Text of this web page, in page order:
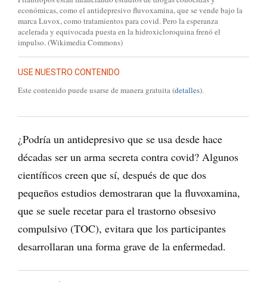
económicas, como el antidepresivo fluvoxamina, que se vende bajo la
marca Luvox, como tratamientos para covid. Pero la esperanza
acelerada y equivocada puesta en la hidroxicloroquina frenó el
impulso. (Wikimedia Commons)
USE NUESTRO CONTENIDO
Este contenido puede usarse de manera gratuita (detalles).
¿Podría un antidepresivo que se usa desde hace
décadas ser un arma secreta contra covid? Algunos
científicos creen que sí, después de que dos
pequeños estudios demostraran que la fluvoxamina,
que se suele recetar para el trastorno obsesivo
compulsivo (TOC), evitara que los participantes
desarrollaran una forma grave de la enfermedad.